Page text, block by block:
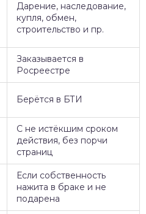
Дарение, наследование,
купля, обмен,
строительство и пр.
Заказывается в
Росреестре
Берётся в БТИ
С не истёкшим сроком
действия, без порчи
страниц
Если собственность
нажита в браке и не
подарена